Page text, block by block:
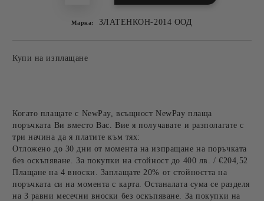
Марка: ЗЛАТЕНКОН-2014 ООД
Купи на изплащане
Когато плащате с NewPay, всъщност NewPay плаща
поръчката Ви вместо Вас. Вие я получавате и разполагате с
три начина да я платите към тях:
Отложено до 30 дни от момента на изпращане на поръчката
без оскъпяване. За покупки на стойност до 400 лв. / €204,52
Плащане на 4 вноски. Заплащате 20% от стойността на
поръчката си на момента с карта. Останалата сума се разделя
на 3 равни месечни вноски без оскъпяване. За покупки на